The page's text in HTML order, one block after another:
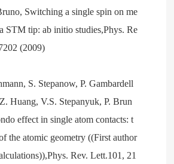
Switching a single spin on me
STM tip: ab initio studies,Phys. Re
(2009)
S. Stepanow, P. Gambardell
Huang, V.S. Stepanyuk, P. Brun
effect in single atom contacts: t
the atomic geometry ((First author
Rev. Lett.101, 21